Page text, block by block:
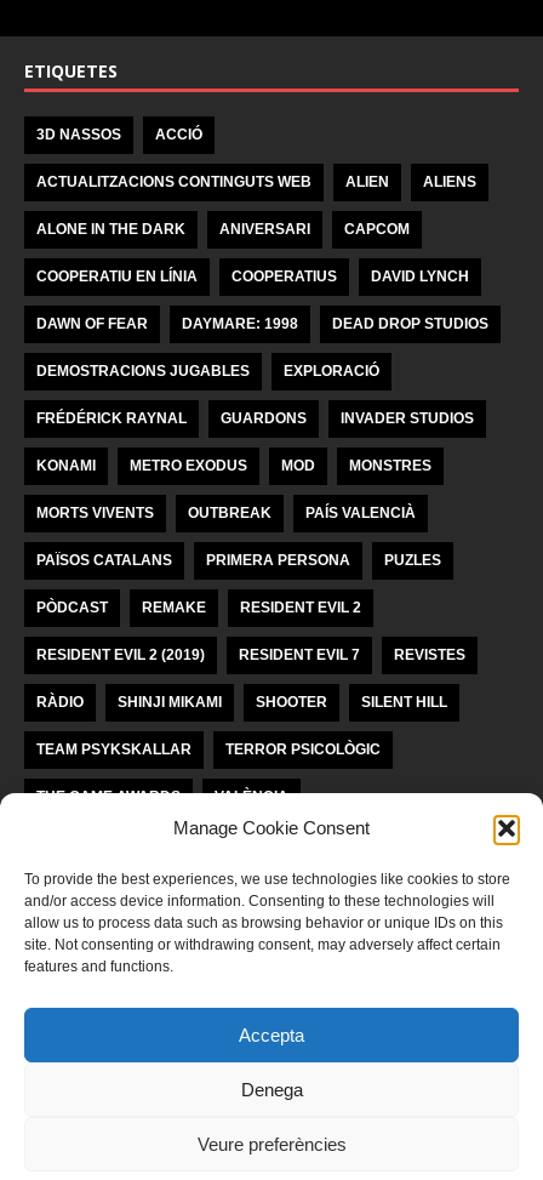
Manage Cookie Consent
To provide the best experiences, we use technologies like cookies to store
and/or access device information. Consenting to these technologies will
allow us to process data such as browsing behavior or unique IDs on this
site. Not consenting or withdrawing consent, may adversely affect certain
features and functions.
Accepta
Denega
Veure preferències
ETIQUETES
3D NASSOS ACCIÓ
ACTUALITZACIONS CONTINGUTS WEB ALIEN ALIENS
ALONE IN THE DARK ANIVERSARI CAPCOM
COOPERATIU EN LÍNIA COOPERATIUS DAVID LYNCH
DAWN OF FEAR DAYMARE: 1998 DEAD DROP STUDIOS
DEMOSTRACIONS JUGABLES EXPLORACIÓ
FRÉDÉRICK RAYNAL GUARDONS INVADER STUDIOS
KONAMI METRO EXODUS MOD MONSTRES
MORTS VIVENTS OUTBREAK PAÍS VALENCIÀ
PAÏSOS CATALANS PRIMERA PERSONA PUZLES
PÒDCAST REMAKE RESIDENT EVIL 2
RESIDENT EVIL 2 (2019) RESIDENT EVIL 7 REVISTES
RÀDIO SHINJI MIKAMI SHOOTER SILENT HILL
TEAM PSYKSKALLAR TERROR PSICOLÒGIC
THE GAME AWARDS VALÈNCIA
LLICÈNCIA KREA KOMUNAĴO
Aquesta obra està subjecta a una llicència deReconeixement-
NoComercial-SenseObraDerivada 4.0 Internacional de Krea Komunaĵo
‍Llegeix ací la nostra política de privadesa